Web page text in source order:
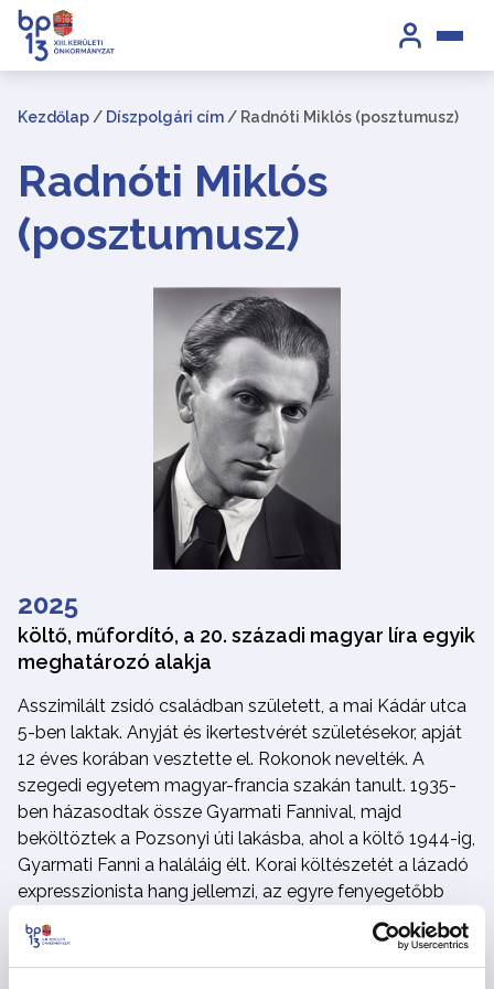
Kezdőlap / Díszpolgári cím / Radnóti Miklós (posztumusz)
Radnóti Miklós
(posztumusz)
2025
költő, műfordító, a 20. századi magyar líra egyik
meghatározó alakja
Asszimilált zsidó családban született, a mai Kádár utca
5-ben laktak. Anyját és ikertestvérét születésekor, apját
12 éves korában vesztette el. Rokonok nevelték. A
szegedi egyetem magyar-francia szakán tanult. 1935-
ben házasodtak össze Gyarmati Fannival, majd
beköltöztek a Pozsonyi úti lakásba, ahol a költő 1944-ig,
Gyarmati Fanni a haláláig élt. Korai költészetét a lázadó
expresszionista hang jellemzi, az egyre fenyegetőbb
létben megszülető művei azonban már kiérlelt,
klasszikus formát mutatnak. A harmincas években
megérzi, hogy a „világ új háborúba fordul”. Hiába volt